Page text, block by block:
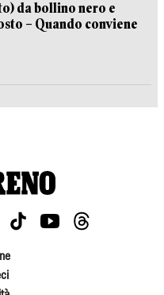
da bollino nero e
– Quando conviene